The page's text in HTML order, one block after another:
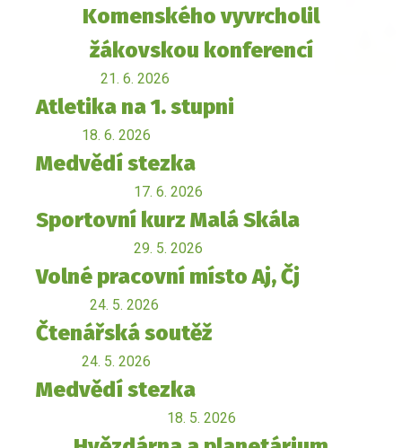
Komenského vyvrcholil
žákovskou konferencí
21. 6. 2026
Atletika na 1. stupni
18. 6. 2026
Medvědí stezka
17. 6. 2026
Sportovní kurz Malá Skála
29. 5. 2026
Volné pracovní místo Aj, Čj
24. 5. 2026
Čtenářská soutěž
24. 5. 2026
Medvědí stezka
18. 5. 2026